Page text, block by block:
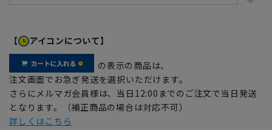
【 アイコンについて】
の表示の商品は、
注文画面でお急ぎ発送を選択いただけます。
さらにメルマガ会員様は、当日12:00までのご注文で当日発送
となります。（補正商品の場合は対応不可）
詳しくはこちら